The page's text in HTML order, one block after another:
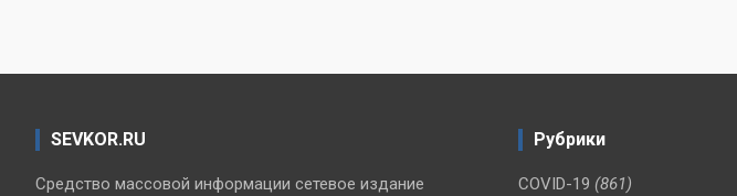
SEVKOR.RU
Средство массовой информации сетевое издание
Рубрики
COVID-19 (861)